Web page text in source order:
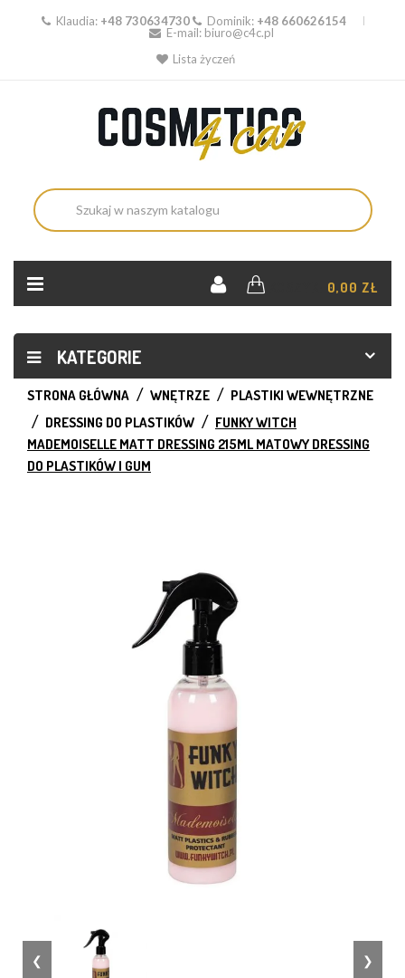
Klaudia: +48 730634730 Dominik: +48 660626154
E-mail: biuro@c4c.pl
Lista życzeń
0,00 ZŁ
KATEGORIE
STRONA GŁÓWNA WNĘTRZE
PLASTIKI WEWNĘTRZNE
DRESSING DO PLASTIKÓW
FUNKY WITCH
MADEMOISELLE MATT DRESSING 215ML MATOWY DRESSING
DO PLASTIKÓW I GUM
❮ ❯